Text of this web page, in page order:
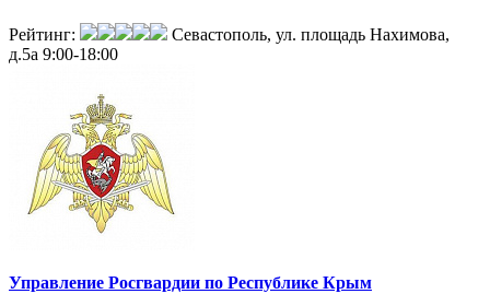
Рейтинг:
Севастополь, ул. площадь Нахимова,
д.5а 9:00-18:00
Управление Росгвардии по Республике Крым